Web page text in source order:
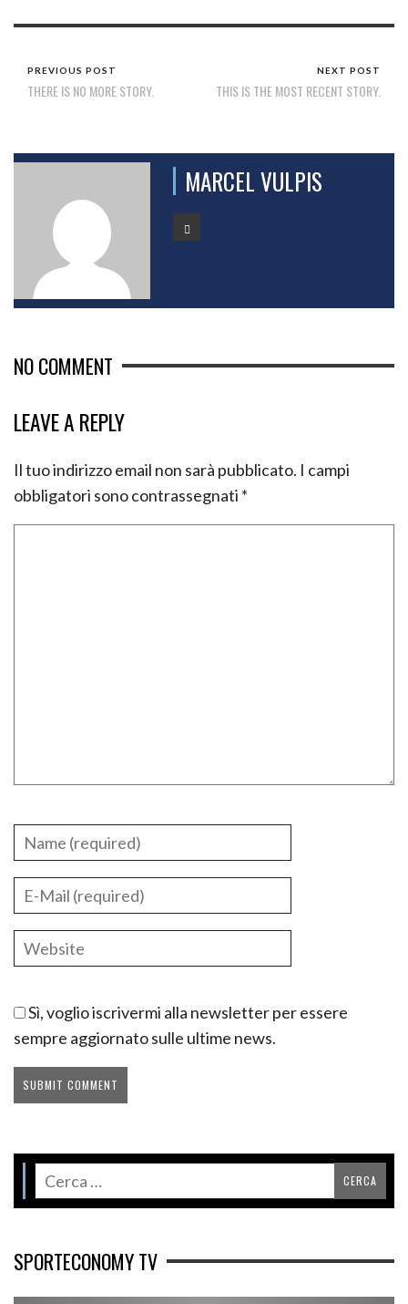
PREVIOUS POST
THERE IS NO MORE STORY.
NEXT POST
THIS IS THE MOST RECENT STORY.
MARCEL VULPIS
NO COMMENT
LEAVE A REPLY
Il tuo indirizzo email non sarà pubblicato. I campi
obbligatori sono contrassegnati *
Sì, voglio iscrivermi alla newsletter per essere
sempre aggiornato sulle ultime news.
SPORTECONOMY TV